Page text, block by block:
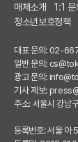
매체소개 1:1 문
청소년보호정책
대표 문의: 02-
일반 문의:
광고 문의:
기사 제보:
주소: 서울시 강남
등록번호: 서울 아